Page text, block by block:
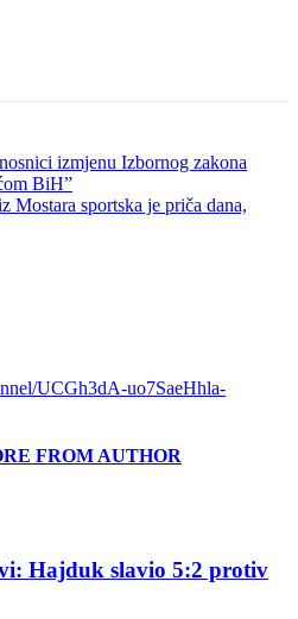
izmjenu Izbornog zakona
BiH”
Mostara sportska je priča dana,
UCGh3dA-uo7SaeHhla-
FROM AUTHOR
Hajduk slavio 5:2 protiv